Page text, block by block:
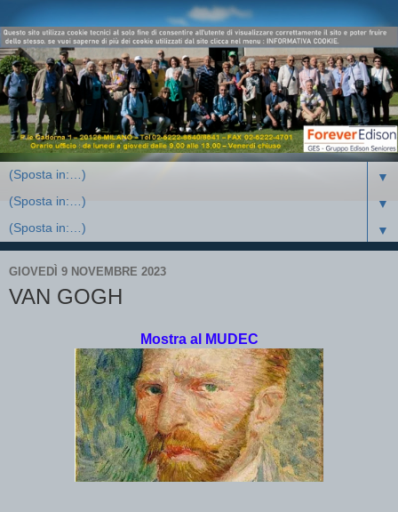
▼
▼
▼
GIOVEDÌ 9 NOVEMBRE 2023
VAN GOGH
Mostra al MUDEC